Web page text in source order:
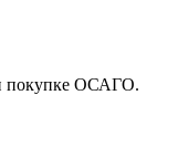
покупке ОСАГО.